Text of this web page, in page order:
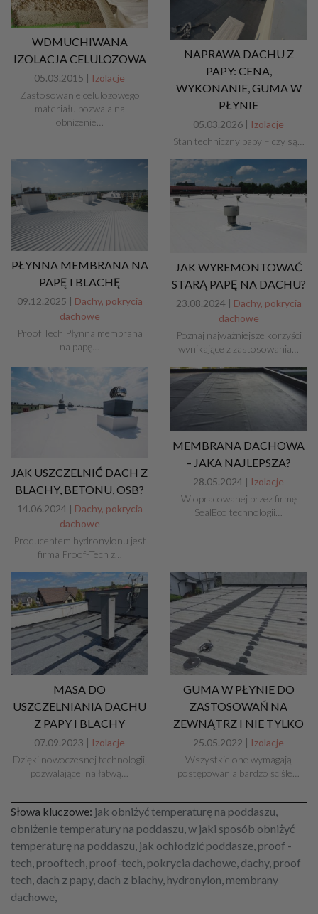
WDMUCHIWANA
IZOLACJA CELULOZOWA
05.03.2015 |
Izolacje
Zastosowanie celulozowego
materiału pozwala na
obniżenie…
NAPRAWA DACHU Z
PAPY: CENA,
WYKONANIE, GUMA W
PŁYNIE
05.03.2026 | Izolacje
Stan techniczny papy – czy są…
PŁYNNA MEMBRANA NA
PAPĘ I BLACHĘ
09.12.2025 | Dachy, pokrycia
dachowe
Proof Tech Płynna membrana
na papę…
JAK WYREMONTOWAĆ
STARĄ PAPĘ NA DACHU?
23.08.2024 | Dachy, pokrycia
dachowe
Poznaj najważniejsze korzyści
wynikające z zastosowania…
JAK USZCZELNIĆ DACH Z
BLACHY, BETONU, OSB?
14.06.2024 | Dachy, pokrycia
dachowe
Producentem hydronylonu jest
firma Proof-Tech z…
MEMBRANA DACHOWA
– JAKA NAJLEPSZA?
28.05.2024 | Izolacje
W opracowanej przez firmę
SealEco technologii…
MASA DO
USZCZELNIANIA DACHU
Z PAPY I BLACHY
07.09.2023 | Izolacje
Dzięki nowoczesnej technologii,
pozwalającej na łatwą…
GUMA W PŁYNIE DO
ZASTOSOWAŃ NA
ZEWNĄTRZ I NIE TYLKO
25.05.2022 | Izolacje
Wszystkie one wymagają
postępowania bardzo ściśle…
Słowa kluczowe: jak obniżyć temperaturę na poddaszu,
obniżenie temperatury na poddaszu, w jaki sposób obniżyć
temperaturę na poddaszu, jak ochłodzić poddasze, proof -
tech, prooftech, proof-tech, pokrycia dachowe, dachy, proof
tech, dach z papy, dach z blachy, hydronylon, membrany
dachowe,